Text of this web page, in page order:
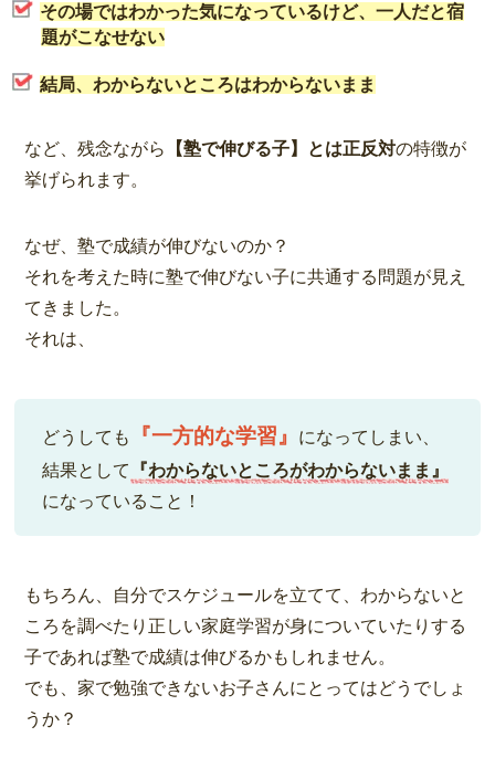
その場ではわかった気になっているけど、一人だと宿
題がこなせない
結局、わからないところはわからないまま
など、残念ながら 【塾で伸びる子】とは正反対の特徴が
挙げられます。
なぜ、塾で成績が伸びないのか？
それを考えた時に塾で伸びない子に共通する問題が見え
てきました。
それは、
どうしても 『一方的な学習』
になってしまい、
結果として
『わからないところがわからないまま』
になっていること！
もちろん、自分でスケジュールを立てて、わからないと
ころを調べたり正しい家庭学習が身についていたりする
子であれば塾で成績は伸びるかもしれません。
でも、家で勉強できないお子さんにとってはどうでしょ
うか？